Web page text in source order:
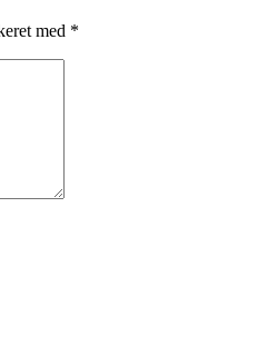
med *